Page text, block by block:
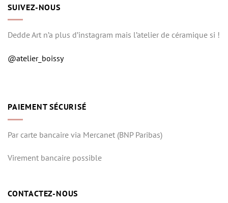
SUIVEZ-NOUS
Dedde Art n’a plus d’instagram mais l’atelier de céramique si !
@atelier_boissy
PAIEMENT SÉCURISÉ
Par carte bancaire via Mercanet (BNP Paribas)
Virement bancaire possible
CONTACTEZ-NOUS